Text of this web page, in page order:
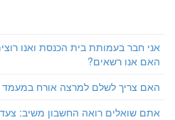
אני חבר בעמותת בית הכנסת ואנו
האם אנו רשאים?
האם צריך לשלם למרצה אורח במעמד
אתם שואלים רואה החשבון משיב: